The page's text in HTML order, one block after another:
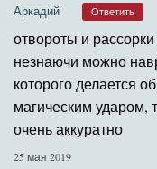
Аркадий Ответить
отвороты и
незнаючи можно
которого делается
магическим ударом,
очень аккуратно
25 мая 2019